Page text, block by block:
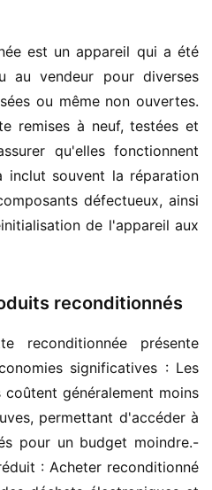
est un appareil qui a été
au vendeur pour diverses
ou même non ouvertes.
remises à neuf, testées et
qu'elles fonctionnent
inclut souvent la réparation
défectueux, ainsi
de l'appareil aux
reconditionnés
reconditionnée présente
significatives : Les
généralement moins
permettant d'accéder à
pour un budget moindre.-
: Acheter reconditionné